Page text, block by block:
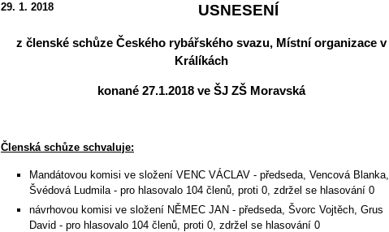
29. 1. 2018 USNESENÍ
z členské schůze Českého rybářského svazu, Místní organizace v
Králíkách
konané 27.1.2018 ve ŠJ ZŠ Moravská
Členská schůze schvaluje:
Mandátovou komisi ve složení VENC VÁCLAV - předseda, Vencová Blanka,
Švédová Ludmila - pro hlasovalo 104 členů, proti 0, zdržel se hlasování 0
návrhovou komisi ve složení NĚMEC JAN - předseda, Švorc Vojtěch, Grus
David - pro hlasovalo 104 členů, proti 0, zdržel se hlasování 0